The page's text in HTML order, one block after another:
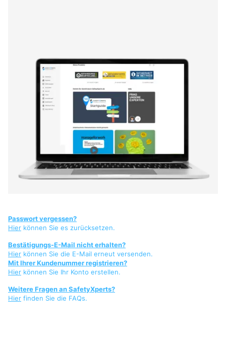
Passwort vergessen?
Hier können Sie es zurücksetzen.
Bestätigungs-E-Mail nicht erhalten?
Hier können Sie die E-Mail erneut versenden.
Mit Ihrer Kundenummer registrieren?
Hier können Sie Ihr Konto erstellen.
Weitere Fragen an SafetyXperts?
Hier finden Sie die FAQs.